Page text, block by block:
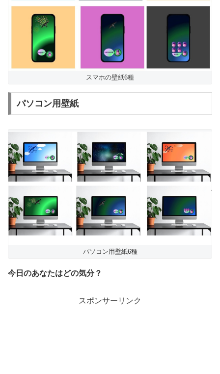
スマホの壁紙6種
パソコン用壁紙
パソコン用壁紙6種
今日のあなたはどの気分？
スポンサーリンク